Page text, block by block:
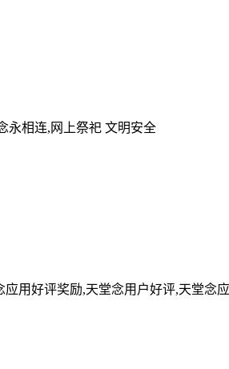
永相连,网上祭祀 文明安全
用好评奖励,天堂念用户好评,天堂念